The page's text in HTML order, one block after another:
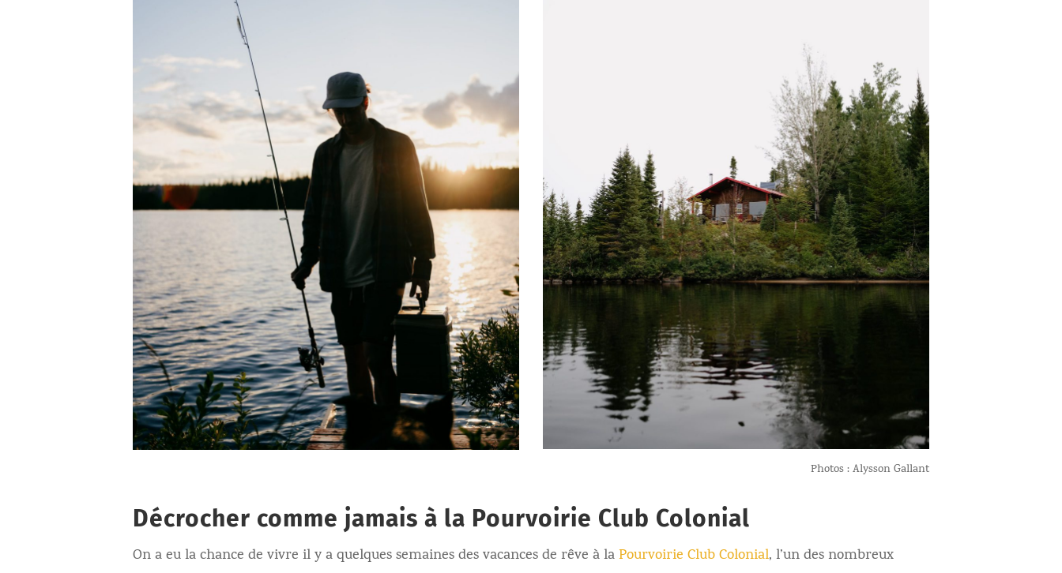
Photos : Alysson Gallant
Décrocher comme jamais à la Pourvoirie Club Colonial
On a eu la chance de vivre il y a quelques semaines des vacances de rêve à laPourvoirie Club Colonial, l’un des nombreux